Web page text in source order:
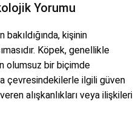
Yorumu
bakıldığında, kişinin
Köpek, genellikle
olumsuz bir biçimde
çevresindekilerle ilgili güven
alışkanlıkları veya ilişkileri